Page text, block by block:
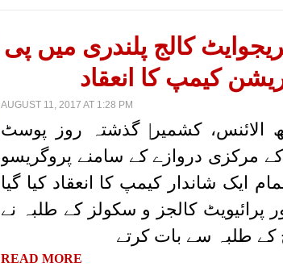
کالج پلندری میں پی
کیمپ کا انعقاد
AUGUST 11, 2017 AT 1:28 PM
الائنس، کشمیر| گذشتہ روز پوسٹ
کے مرکزی دروازے کے سامنے پروگریسو
ایک شاندار کیمپ کا انعقاد کیا گیا
کالجز و سکولز کے طلبہ نے
طلبہ سے بات کرتے
READ MORE